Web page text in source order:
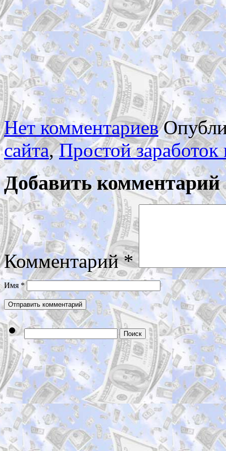
Нет комментариев
сайта,Простой заработок
Добавить комментарий
Комментарий*
Имя *
Найти: